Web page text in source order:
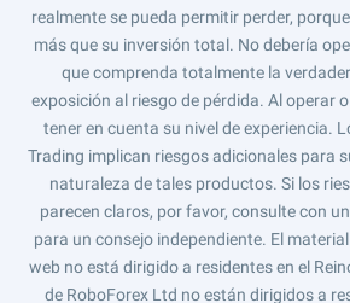
realmente se pueda permitir perder,
más que su inversión total. No debería
que comprenda totalmente la
exposición al riesgo de pérdida. Al operar
tener en cuenta su nivel de experiencia.
Trading implican riesgos adicionales para
naturaleza de tales productos. Si los
parecen claros, por favor, consulte con
para un consejo independiente. El
web no está dirigido a residentes en el
de RoboForex Ltd no están dirigidos a